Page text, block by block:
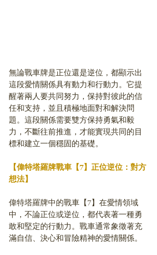
無論戰車牌是正位還是逆位，都顯示出
這段愛情關係具有動力和行動力。它提
醒著兩人要共同努力，保持對彼此的信
任和支持，並且積極地面對和解決問
題。這段關係需要雙方保持勇氣和毅
力，不斷往前推進，才能實現共同的目
標和建立一個穩固的基礎。
【偉特塔羅牌戰車【7】正位逆位：對方
想法】
偉特塔羅牌中的戰車【7】在愛情領域
中，不論正位或逆位，都代表著一種勇
敢和堅定的行動力。戰車通常象徵著充
滿自信、決心和冒險精神的愛情關係。